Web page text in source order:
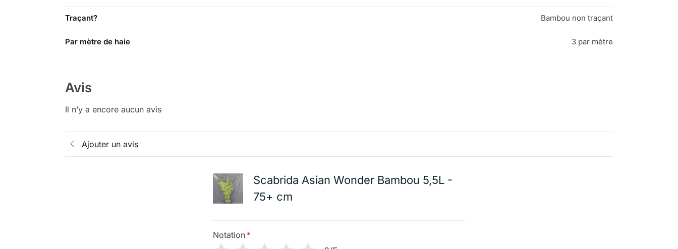
Traçant? Bambou non traçant
Par mètre de haie 3 par mètre
Avis
Il n’y a encore aucun avis
Ajouter un avis
Scabrida Asian Wonder Bambou 5,5L -
75+ cm
Notation *